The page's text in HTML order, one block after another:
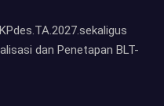
dan Penetapan BLT-